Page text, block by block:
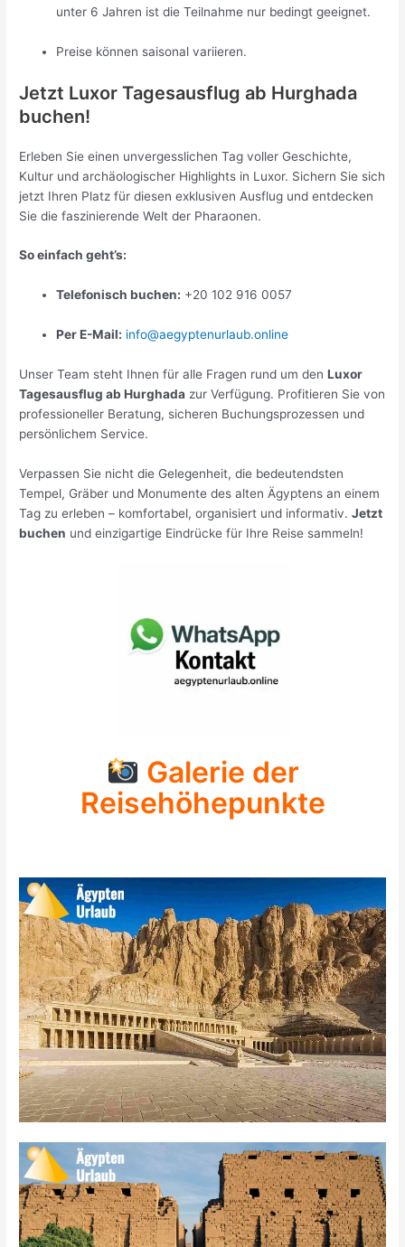
unter 6 Jahren ist die Teilnahme nur bedingt geeignet.
Preise können saisonal variieren.
Jetzt Luxor Tagesausflug ab Hurghada
buchen!
Erleben Sie einen unvergesslichen Tag voller Geschichte,
Kultur und archäologischer Highlights in Luxor. Sichern Sie sich
jetzt Ihren Platz für diesen exklusiven Ausflug und entdecken
Sie die faszinierende Welt der Pharaonen.
So einfach geht’s:
Telefonisch buchen: +20 102 916 0057
Per E-Mail: info@aegyptenurlaub.online
Unser Team steht Ihnen für alle Fragen rund um denLuxor
Tagesausflug ab Hurghada zur Verfügung. Profitieren Sie von
professioneller Beratung, sicheren Buchungsprozessen und
persönlichem Service.
Verpassen Sie nicht die Gelegenheit, die bedeutendsten
Tempel, Gräber und Monumente des alten Ägyptens an einem
Tag zu erleben – komfortabel, organisiert und informativ.Jetzt
buchen und einzigartige Eindrücke für Ihre Reise sammeln!
Galerie der
Reisehöhepunkte